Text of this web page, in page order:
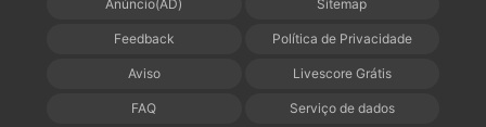
Anúncio(AD) Sitemap
Feedback Política de Privacidade
Aviso Livescore Grátis
FAQ Serviço de dados